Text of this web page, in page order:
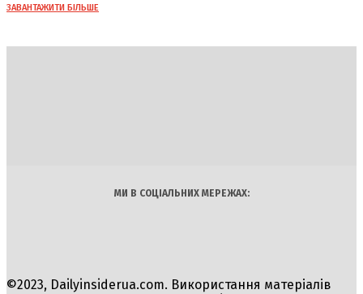
ЗАВАНТАЖИТИ БІЛЬШЕ
МИ В СОЦІАЛЬНИХ МЕРЕЖАХ:
©2023, Dailyinsiderua.com. Використання матеріалів